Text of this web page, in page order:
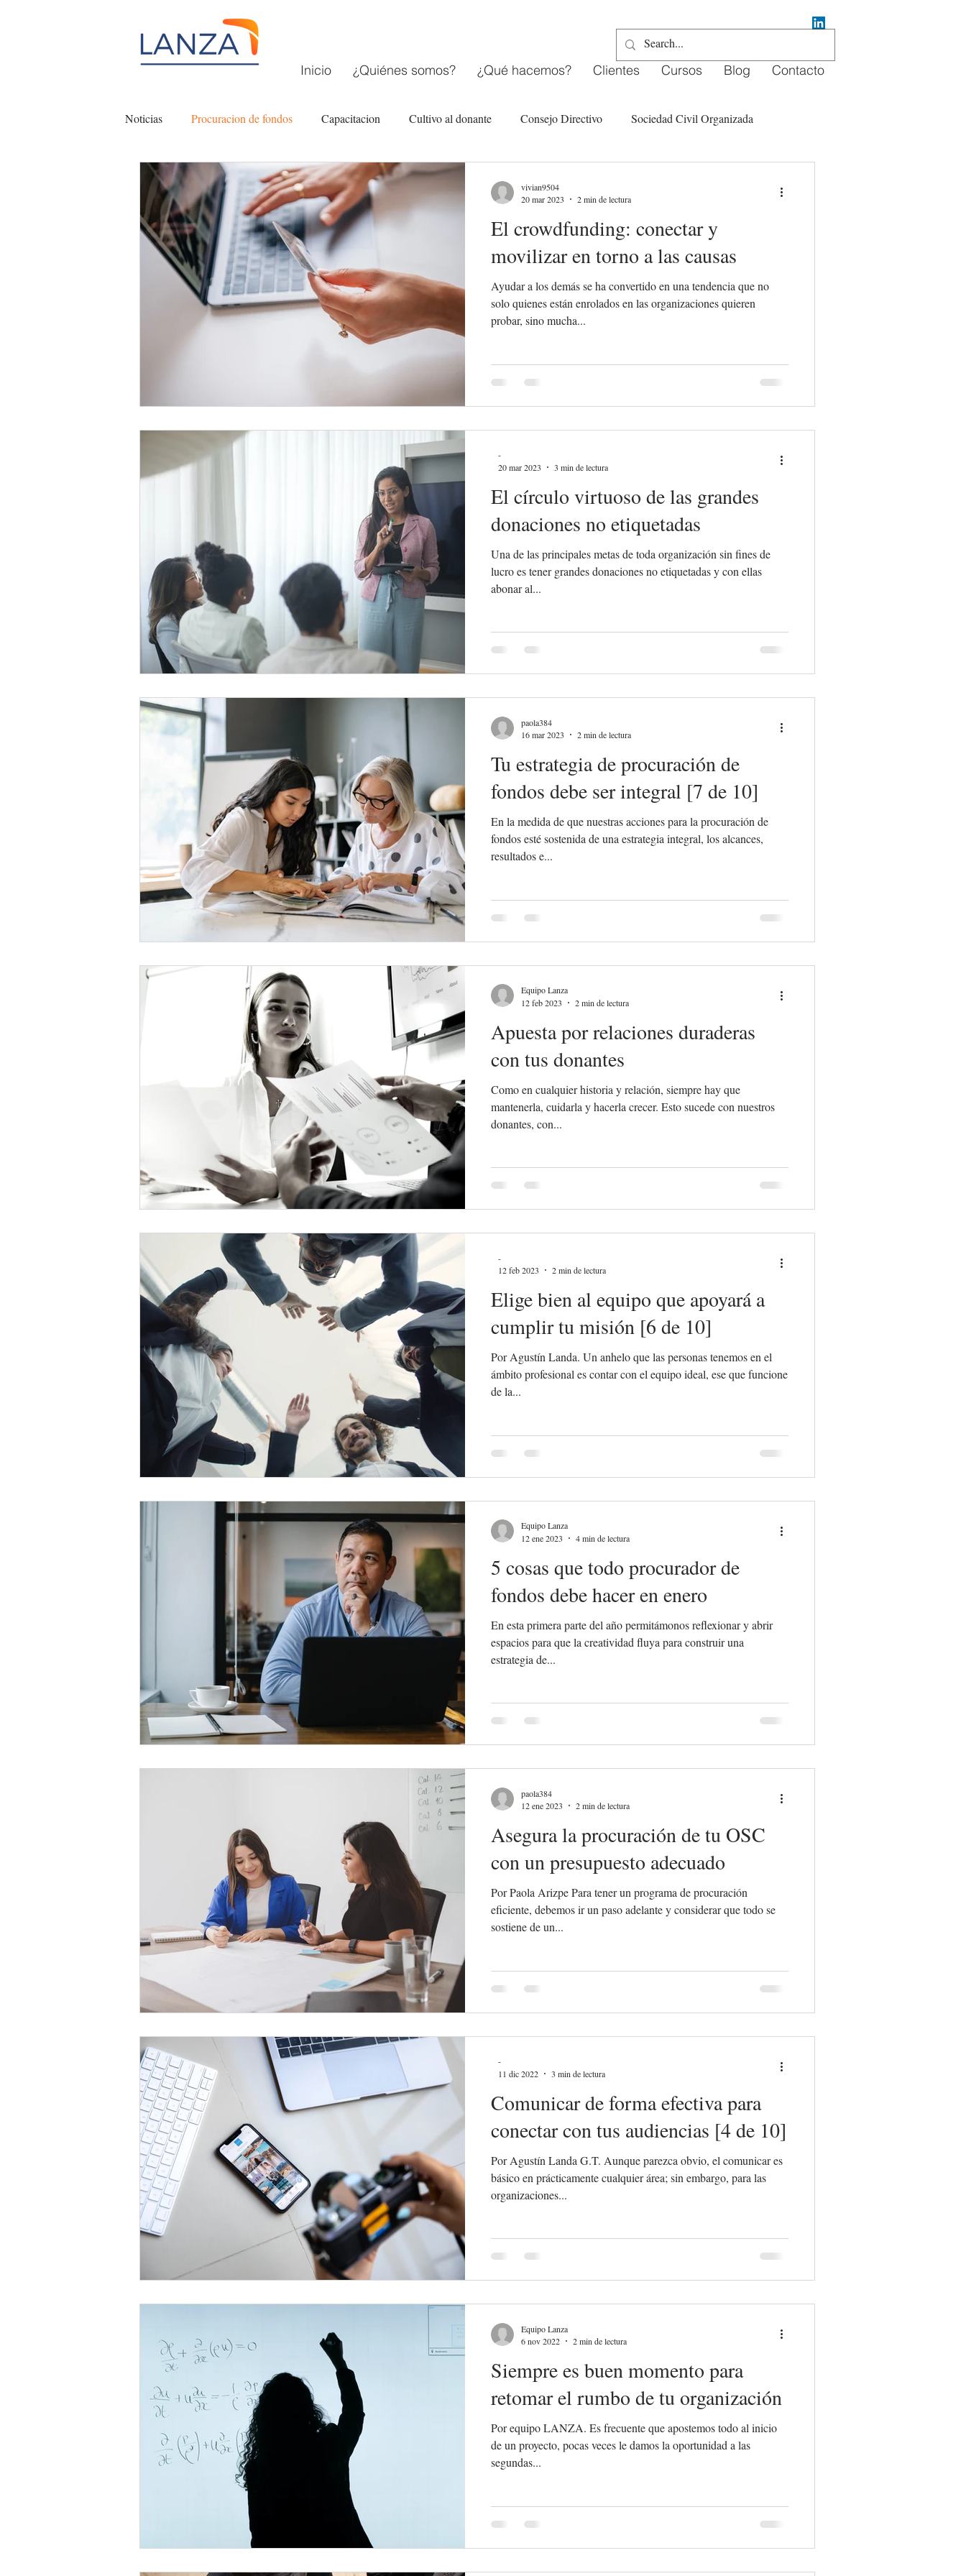
Inicio ¿Quiénes somos? ¿Qué hacemos? Clientes Cursos Blog Contacto
Noticias Procuracion de fondos Capacitacion Cultivo al donante Consejo Directivo Sociedad Civil Organizada
Filantropía Fundaciones comunitarias Estructura organizacional OSC
El crowdfunding: conectar y
movilizar en torno a las causas
Ayudar a los demás se ha convertido en una tendencia que no
solo quienes están enrolados en las organizaciones quieren
probar, sino mucha...
vivian9504
20 mar 2023
2 min de lectura
El círculo virtuoso de las grandes
donaciones no etiquetadas
Una de las principales metas de toda organización sin fines de
lucro es tener grandes donaciones no etiquetadas y con ellas
abonar al...
-
20 mar 2023
3 min de lectura
Tu estrategia de procuración de
fondos debe ser integral [7 de 10]
En la medida de que nuestras acciones para la procuración de
fondos esté sostenida de una estrategia integral, los alcances,
resultados e...
paola384
16 mar 2023
2 min de lectura
Apuesta por relaciones duraderas
con tus donantes
Como en cualquier historia y relación, siempre hay que
mantenerla, cuidarla y hacerla crecer. Esto sucede con nuestros
donantes, con...
Equipo Lanza
12 feb 2023
2 min de lectura
Elige bien al equipo que apoyará a
cumplir tu misión [6 de 10]
Por Agustín Landa. Un anhelo que las personas tenemos en el
ámbito profesional es contar con el equipo ideal, ese que funcione
de la...
-
12 feb 2023
2 min de lectura
5 cosas que todo procurador de
fondos debe hacer en enero
En esta primera parte del año permitámonos reflexionar y abrir
espacios para que la creatividad fluya para construir una
estrategia de...
Equipo Lanza
12 ene 2023
4 min de lectura
Asegura la procuración de tu OSC
con un presupuesto adecuado
Por Paola Arizpe Para tener un programa de procuración
eficiente, debemos ir un paso adelante y considerar que todo se
sostiene de un...
paola384
12 ene 2023
2 min de lectura
Comunicar de forma efectiva para
conectar con tus audiencias [4 de 10]
Por Agustín Landa G.T. Aunque parezca obvio, el comunicar es
básico en prácticamente cualquier área; sin embargo, para las
organizaciones...
-
11 dic 2022
3 min de lectura
Siempre es buen momento para
retomar el rumbo de tu organización
Por equipo LANZA. Es frecuente que apostemos todo al inicio
de un proyecto, pocas veces le damos la oportunidad a las
segundas...
Equipo Lanza
6 nov 2022
2 min de lectura